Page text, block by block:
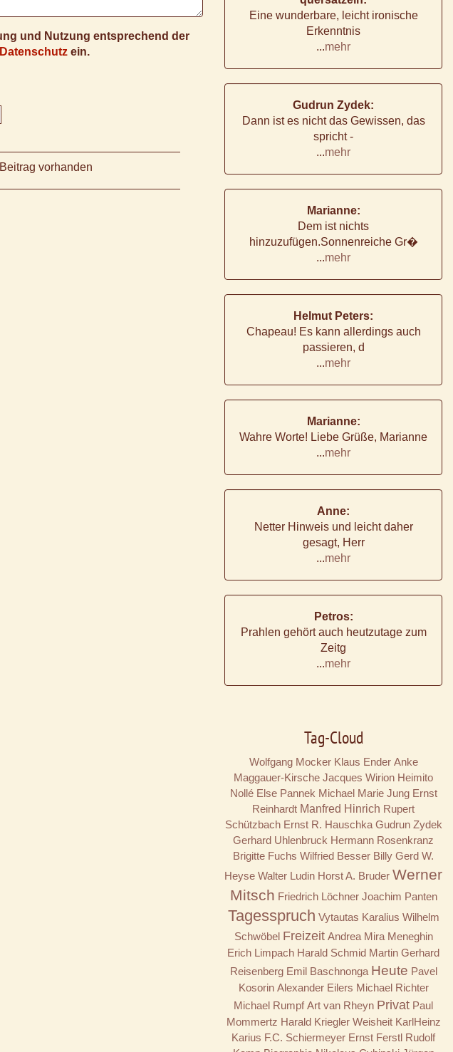
und Nutzung entsprechend der
ein.
vorhanden
Eine wunderbare, leicht ironische
Erkenntnis
...mehr
Gudrun Zydek:
Dann ist es nicht das Gewissen, das
spricht -
...mehr
Marianne:
Dem ist nichts
hinzuzufügen.Sonnenreiche Gr�
...mehr
Helmut Peters:
Chapeau! Es kann allerdings auch
passieren, d
...mehr
Marianne:
Wahre Worte! Liebe Grüße, Marianne
...mehr
Anne:
Netter Hinweis und leicht daher
gesagt, Herr
...mehr
Petros:
Prahlen gehört auch heutzutage zum
Zeitg
...mehr
Tag-Cloud
Wolfgang Mocker Klaus Ender Anke
Maggauer-Kirsche Jacques Wirion Heimito
Nollé Else Pannek Michael Marie Jung Ernst
Reinhardt Manfred Hinrich Rupert
Schützbach Ernst R. Hauschka Gudrun Zydek
Gerhard Uhlenbruck Hermann Rosenkranz
Brigitte Fuchs Wilfried Besser Billy Gerd W.
Heyse Walter Ludin Horst A. Bruder Werner
Mitsch Friedrich Löchner Joachim Panten
Tagesspruch Vytautas Karalius Wilhelm
Schwöbel Freizeit Andrea Mira Meneghin
Erich Limpach Harald Schmid Martin Gerhard
Reisenberg Emil Baschnonga Heute Pavel
Kosorin Alexander Eilers Michael Richter
Michael Rumpf Art van Rheyn Privat Paul
Mommertz Harald Kriegler Weisheit KarlHeinz
Karius F.C. Schiermeyer Ernst Ferstl Rudolf